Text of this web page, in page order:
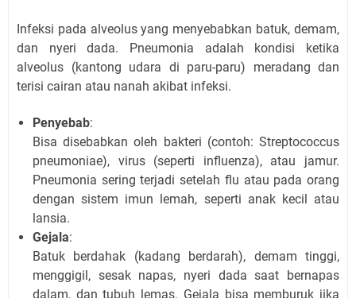
Infeksi pada alveolus yang menyebabkan batuk, demam,
dan nyeri dada. Pneumonia adalah kondisi ketika
alveolus (kantong udara di paru-paru) meradang dan
terisi cairan atau nanah akibat infeksi.
Penyebab:
Bisa disebabkan oleh bakteri (contoh: Streptococcus
pneumoniae), virus (seperti influenza), atau jamur.
Pneumonia sering terjadi setelah flu atau pada orang
dengan sistem imun lemah, seperti anak kecil atau
lansia.
Gejala:
Batuk berdahak (kadang berdarah), demam tinggi,
menggigil, sesak napas, nyeri dada saat bernapas
dalam, dan tubuh lemas. Gejala bisa memburuk jika